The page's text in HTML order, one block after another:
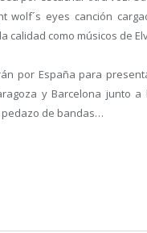
wolf´s eyes canción
calidad como músicos de
por España para
y Barcelona junto
de bandas…